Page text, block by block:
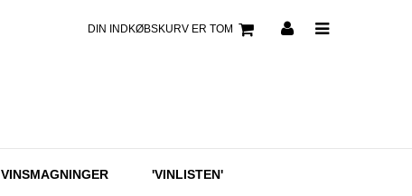
DIN INDKØBSKURV ER TOM
VINSMAGNINGER 'VINLISTEN'